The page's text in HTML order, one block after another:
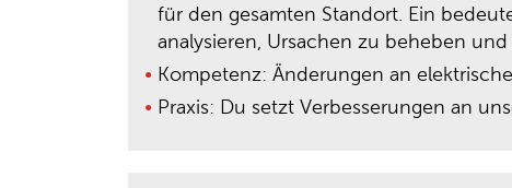
für den gesamten Standort. Ein
analysieren, Ursachen zu beheben
Kompetenz: Änderungen an
Praxis: Du setzt Verbesserungen an